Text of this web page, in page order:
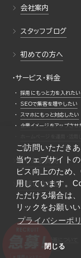
ご訪問いただき
当ウェブサイト
ビス向上のため
用しています。
ただける場合は
リックをお願いい
プライバシーポ
閉じる
会社案内
スタッフブログ
初めての方へ
・サービス・料金
採用にもっと力を入れたい
SEOで集客を増やしたい
スマホにもっと対応したい
企業イメージをアップさせ
よくある質問
お問い合わせ
プライバシーポリシー